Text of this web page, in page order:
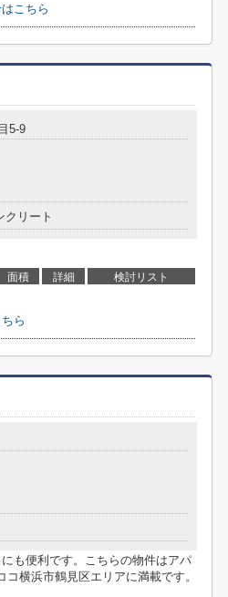
こちら
5-9
クリート
面積 詳細 検討リスト
ら
も便利です。こちらの物件はアパ
横浜市鶴見区エリアに満載です。